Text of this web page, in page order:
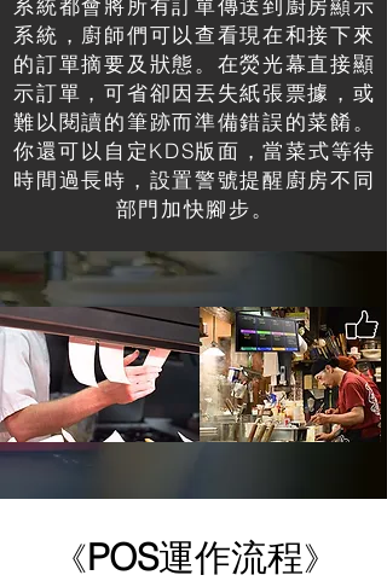
系統都會將所有訂單傳送到廚房顯示
系統，廚師們可以查看現在和接下來
的訂單摘要及狀態。在熒光幕直接顯
示訂單，可省卻因丟失紙張票據，或
難以閱讀的筆跡而準備錯誤的菜餚。
你還可以自定KDS版面，當菜式等待
時間過長時，設置警號提醒廚房不同
部門加快腳步。
《POS運作​流程》